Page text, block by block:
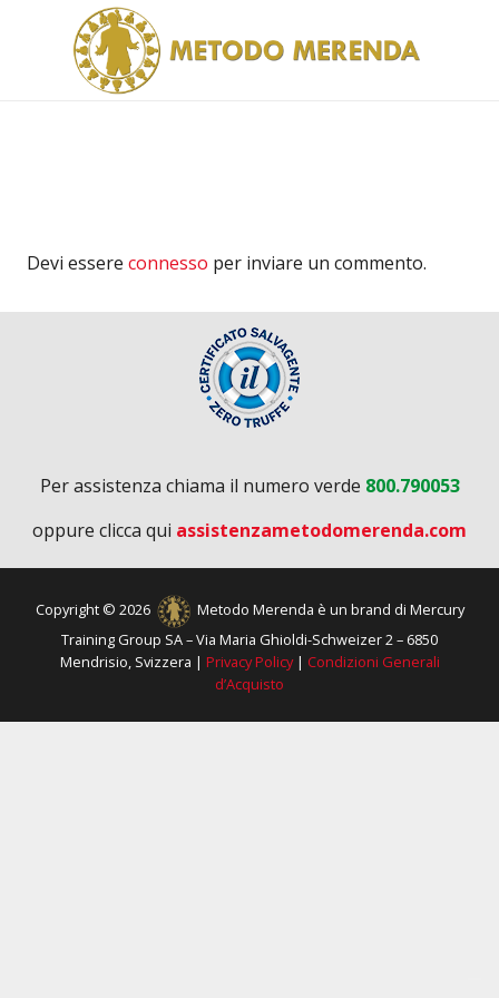
Devi essere connesso per inviare un commento.
Per assistenza chiama il numero verde 800.790053
oppure clicca qui assistenzametodomerenda.com
Copyright © 2026
Metodo Merenda è un brand di Mercury
Training Group SA – Via Maria Ghioldi-Schweizer 2 – 6850
Mendrisio, Svizzera | Privacy Policy| Condizioni Generali
d’Acquisto